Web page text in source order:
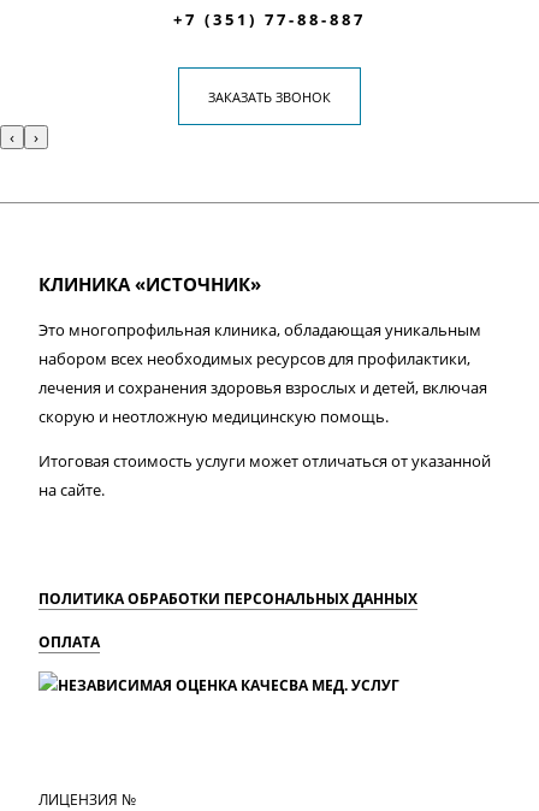
+7 (351) 77-88-887
ЗАКАЗАТЬ ЗВОНОК
‹ ›
КЛИНИКА «ИСТОЧНИК»
Это многопрофильная клиника, обладающая уникальным
набором всех необходимых ресурсов для профилактики,
лечения и сохранения здоровья взрослых и детей, включая
скорую и неотложную медицинскую помощь.
Итоговая стоимость услуги может отличаться от указанной
на сайте.
ПОЛИТИКА ОБРАБОТКИ ПЕРСОНАЛЬНЫХ ДАННЫХ
ОПЛАТА
ЛИЦЕНЗИЯ №